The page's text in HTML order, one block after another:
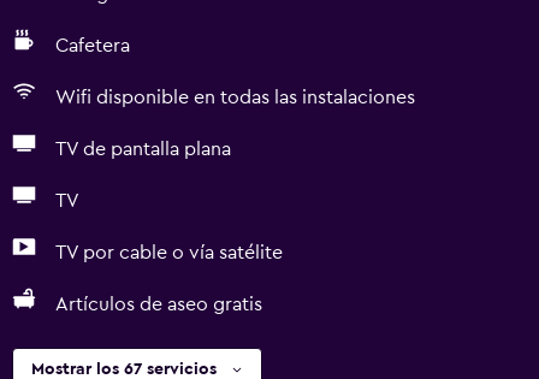
Cafetera
Wifi disponible en todas las instalaciones
TV de pantalla plana
TV
TV por cable o vía satélite
Artículos de aseo gratis
Mostrar los 67 servicios